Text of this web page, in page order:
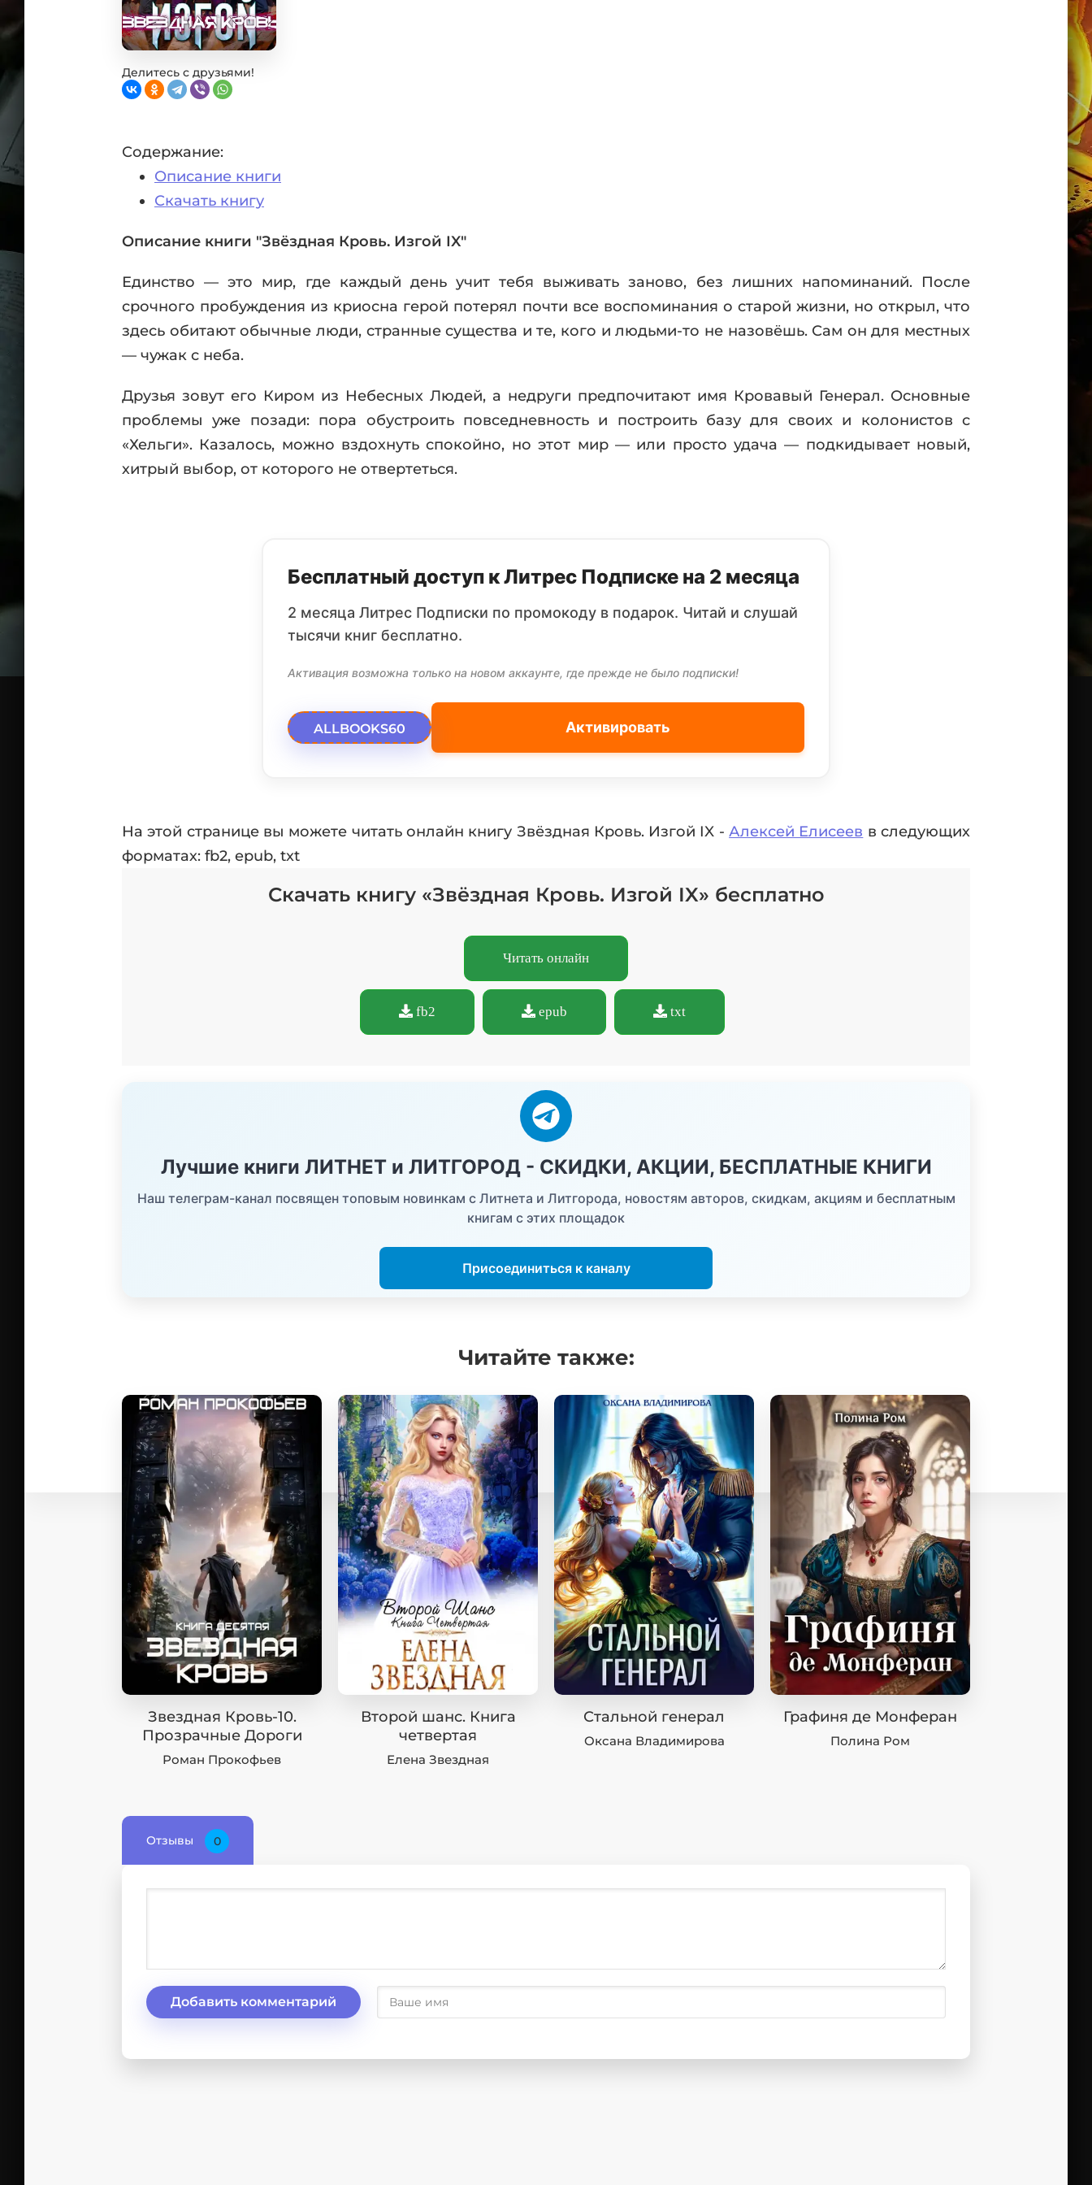
Делитесь с друзьями!
Содержание:
Описание книги
Скачать книгу
Описание книги "Звёздная Кровь. Изгой IX"
Единство — это мир, где каждый день учит тебя выживать заново, без лишних напоминаний. После
срочного пробуждения из криосна герой потерял почти все воспоминания о старой жизни, но открыл, что
здесь обитают обычные люди, странные существа и те, кого и людьми-то не назовёшь. Сам он для местных
— чужак с неба.
Друзья зовут его Киром из Небесных Людей, а недруги предпочитают имя Кровавый Генерал. Основные
проблемы уже позади: пора обустроить повседневность и построить базу для своих и колонистов с
«Хельги». Казалось, можно вздохнуть спокойно, но этот мир — или просто удача — подкидывает новый,
хитрый выбор, от которого не отвертеться.
Бесплатный доступ к Литрес Подписке на 2 месяца
2 месяца Литрес Подписки по промокоду в подарок. Читай и слушай
тысячи книг бесплатно.
Активация возможна только на новом аккаунте, где прежде не было подписки!
ALLBOOKS60 Активировать
На этой странице вы можете читать онлайн книгу Звёздная Кровь. Изгой IX -Алексей Елисеев в следующих
форматах: fb2, epub, txt
Скачать книгу «Звёздная Кровь. Изгой IX» бесплатно
Читать онлайн
fb2 epub txt
Лучшие книги ЛИТНЕТ и ЛИТГОРОД - СКИДКИ, АКЦИИ, БЕСПЛАТНЫЕ КНИГИ
Наш телеграм-канал посвящен топовым новинкам с Литнета и Литгорода, новостям авторов, скидкам, акциям и бесплатным
книгам с этих площадок
Присоединиться к каналу
Читайте также:
Звездная Кровь-10.
Прозрачные Дороги
Роман Прокофьев
Второй шанс. Книга
четвертая
Елена Звездная
Стальной генерал
Оксана Владимирова
Графиня де Монферан
Полина Ром
Отзывы 0
Добавить комментарий